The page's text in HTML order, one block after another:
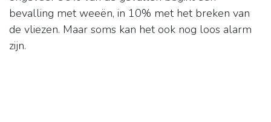
bevalling met weeën, in 10% met het breken van
de vliezen. Maar soms kan het ook nog loos alarm
zijn.